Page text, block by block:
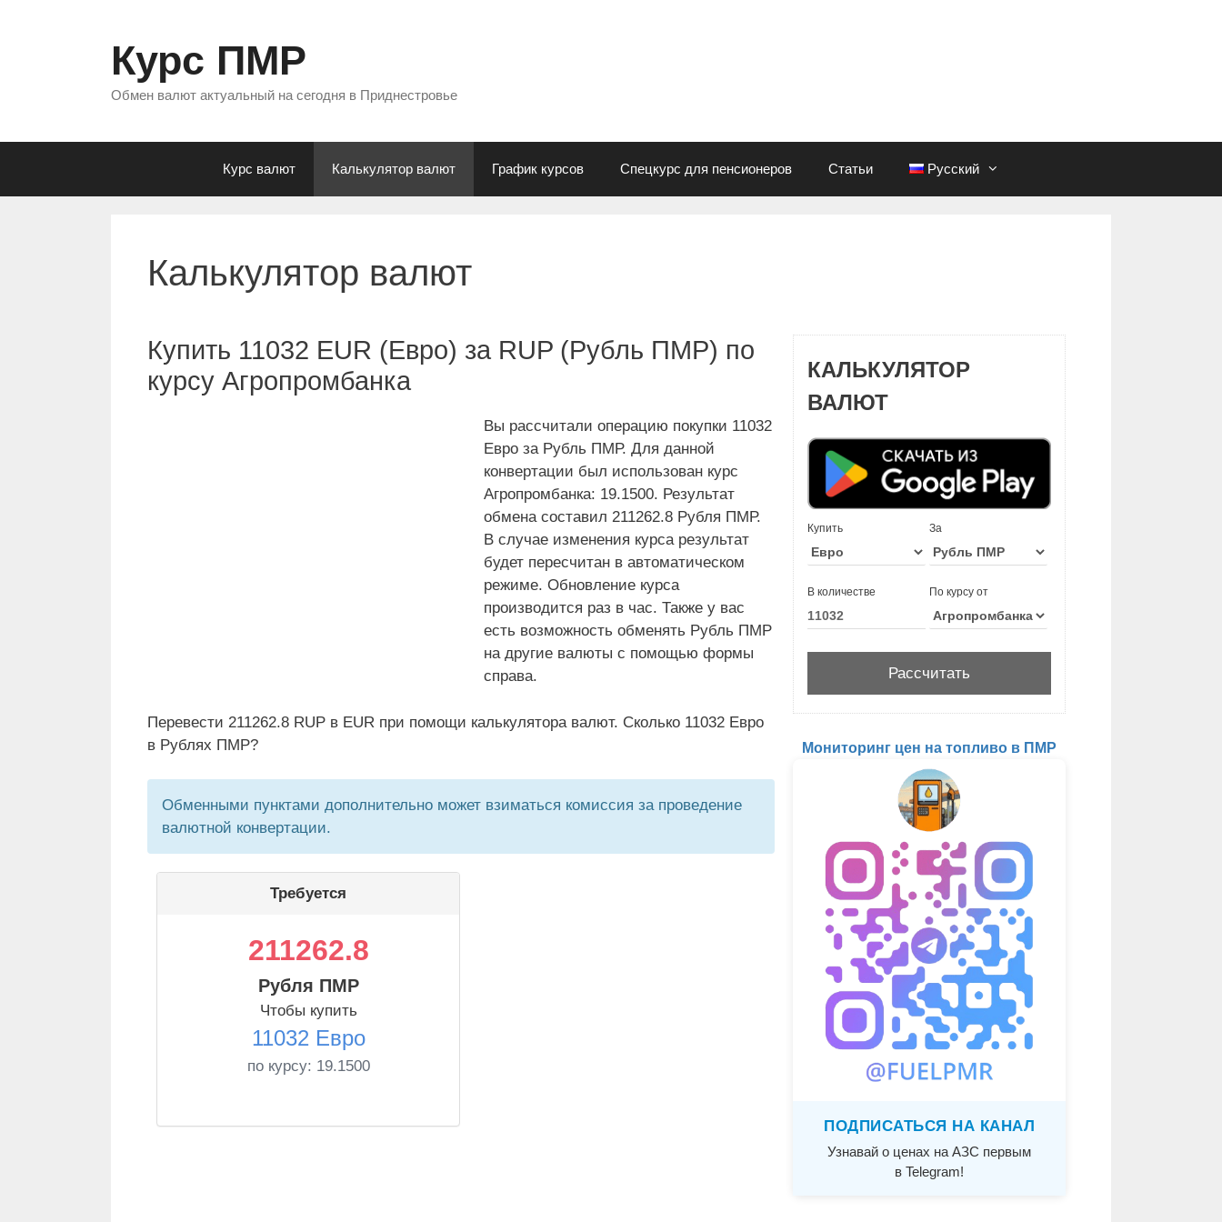
Курс ПМР
Обмен валют актуальный на сегодня в Приднестровье
Курс валют Калькулятор валют График курсов Спецкурс для пенсионеров Статьи Русский
Калькулятор валют
Купить 11032 EUR (Евро) за RUP (Рубль ПМР) по
курсу Агропромбанка
Вы рассчитали операцию покупки 11032
Евро за Рубль ПМР. Для данной
конвертации был использован курс
Агропромбанка: 19.1500. Результат
обмена составил 211262.8 Рубля ПМР.
В случае изменения курса результат
будет пересчитан в автоматическом
режиме. Обновление курса
производится раз в час. Также у вас
есть возможность обменять Рубль ПМР
на другие валюты с помощью формы
справа.
Перевести 211262.8 RUP в EUR при помощи калькулятора валют. Сколько 11032 Евро
в Рублях ПМР?
Обменными пунктами дополнительно может взиматься комиссия за проведение
валютной конвертации.
Требуется
211262.8
Рубля ПМР
Чтобы купить
11032 Евро
по курсу: 19.1500
КАЛЬКУЛЯТОР
ВАЛЮТ
Купить За
В количестве По курсу от
Мониторинг цен на топливо в ПМР
ПОДПИСАТЬСЯ НА КАНАЛ
Узнавай о ценах на АЗС первым
в Telegram!